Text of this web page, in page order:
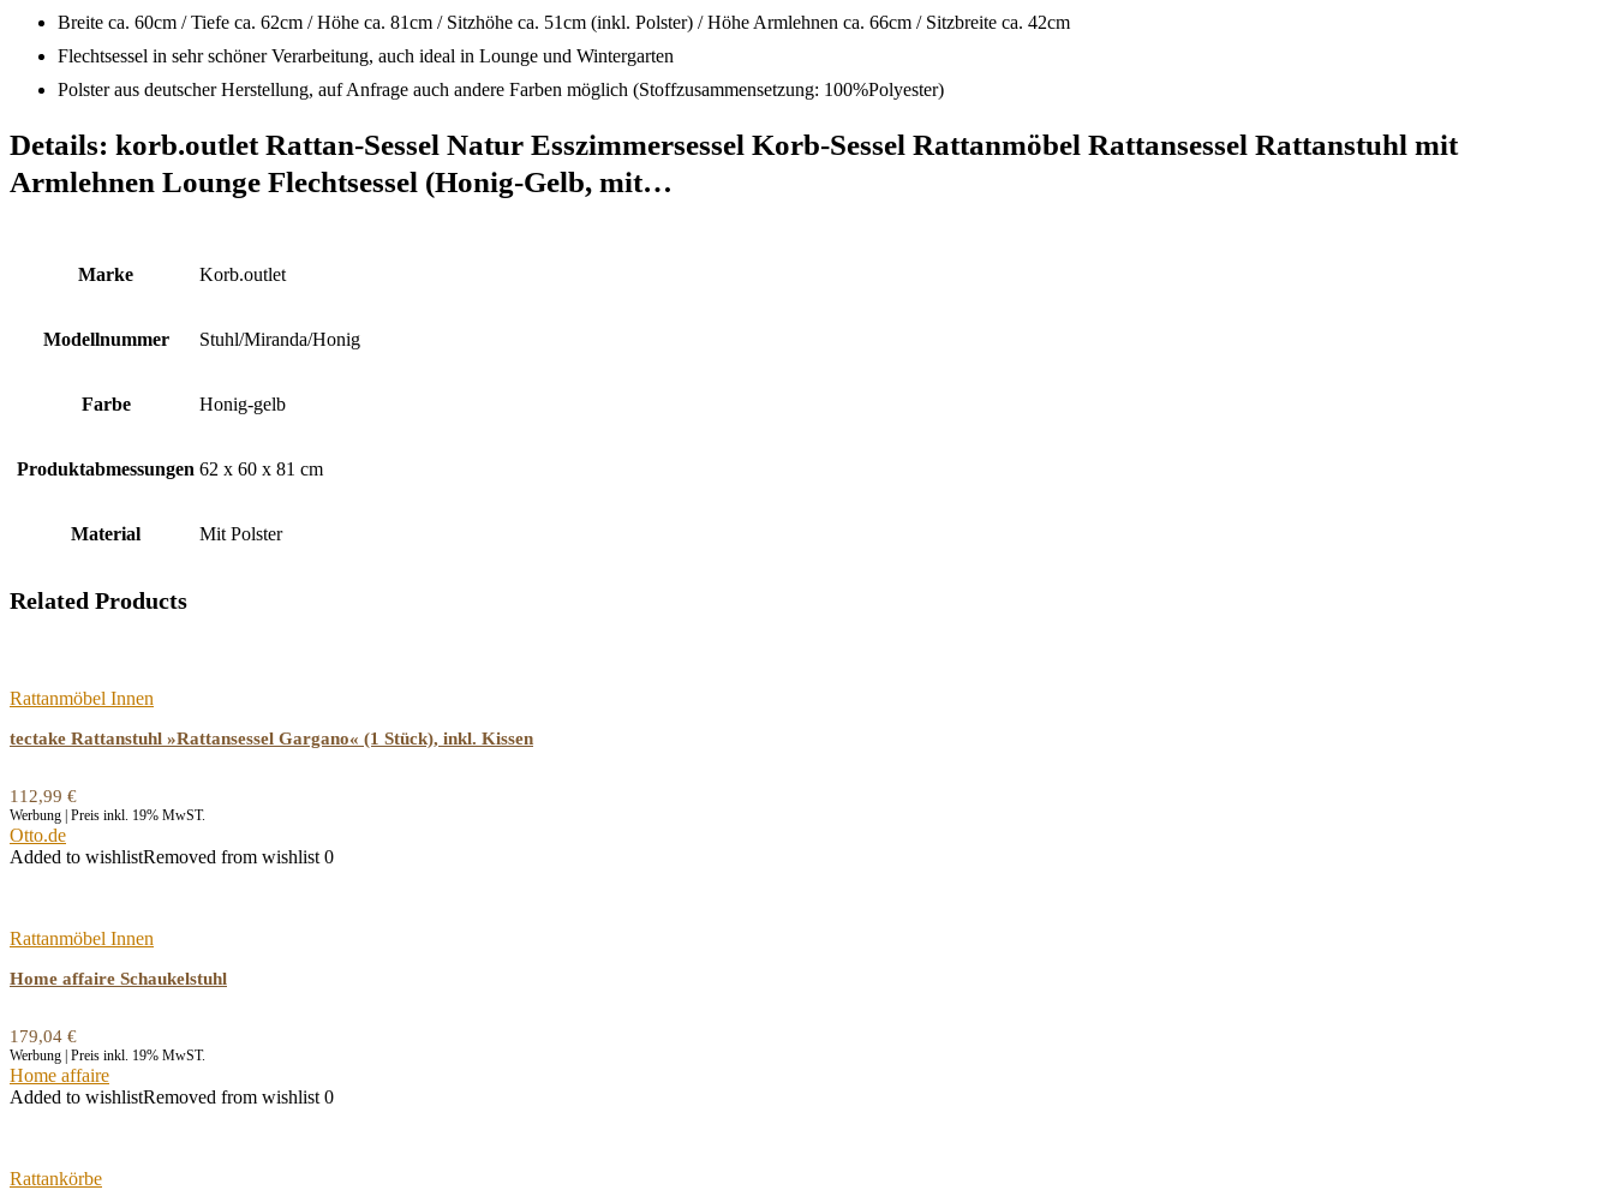
Breite ca. 60cm / Tiefe ca. 62cm / Höhe ca. 81cm / Sitzhöhe ca. 51cm (inkl. Polster) / Höhe Armlehnen ca. 66cm / Sitzbreite ca. 42cm
Flechtsessel in sehr schöner Verarbeitung, auch ideal in Lounge und Wintergarten
Polster aus deutscher Herstellung, auf Anfrage auch andere Farben möglich (Stoffzusammensetzung: 100%Polyester)
Details: korb.outlet Rattan-Sessel Natur Esszimmersessel Korb-Sessel Rattanmöbel Rattansessel Rattanstuhl mit
Armlehnen Lounge Flechtsessel (Honig-Gelb, mit…
Marke ‎Korb.outlet
Modellnummer ‎Stuhl/Miranda/Honig
Farbe ‎Honig-gelb
Produktabmessungen ‎62 x 60 x 81 cm
Material ‎Mit Polster
Related Products
Rattanmöbel Innen
tectake Rattanstuhl »Rattansessel Gargano« (1 Stück), inkl. Kissen
112,99 €
Werbung | Preis inkl. 19% MwST.
Otto.de
Added to wishlistRemoved from wishlist 0
Rattanmöbel Innen
Home affaire Schaukelstuhl
179,04 €
Werbung | Preis inkl. 19% MwST.
Home affaire
Added to wishlistRemoved from wishlist 0
Rattankörbe